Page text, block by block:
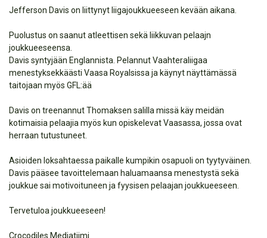
Jefferson Davis on liittynyt liigajoukkueeseen kevään aikana.
Puolustus on saanut atleettisen sekä liikkuvan pelaajn
joukkueeseensa.
Davis syntyjään Englannista. Pelannut Vaahteraliigaa
menestyksekkäästi Vaasa Royalsissa ja käynyt näyttämässä
taitojaan myös GFL:ää
Davis on treenannut Thomaksen salilla missä käy meidän
kotimaisia pelaajia myös kun opiskelevat Vaasassa, jossa ovat
herraan tutustuneet.
Asioiden loksahtaessa paikalle kumpikin osapuoli on tyytyväinen.
Davis pääsee tavoittelemaan haluamaansa menestystä sekä
joukkue sai motivoituneen ja fyysisen pelaajan joukkueeseen.
Tervetuloa joukkueeseen!
Crocodiles Mediatiimi